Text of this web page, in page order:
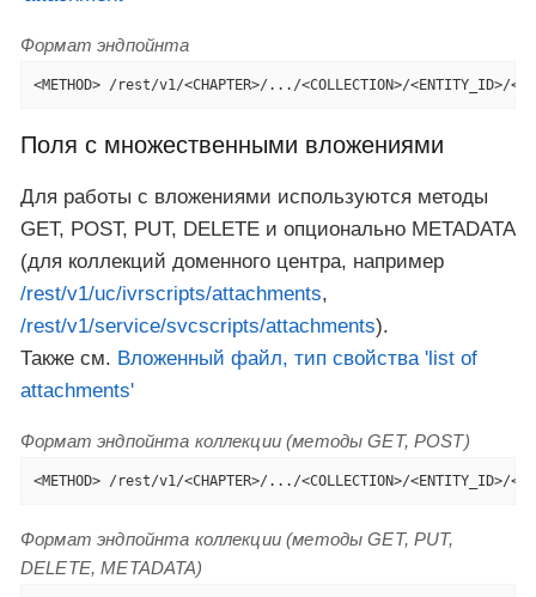
Формат эндпойнта
<METHOD> /rest/v1/<CHAPTER>/.../<COLLECTION>/<ENTITY_ID>/
Поля с множественными вложениями
Для работы с вложениями используются методы
GET, POST, PUT, DELETE и опционально METADATA
(для коллекций доменного центра, например
/rest/v1/uc/ivrscripts/attachments,
/rest/v1/service/svcscripts/attachments).
Также см. Вложенный файл, тип свойства 'list of
attachments'
Формат эндпойнта коллекции (методы GET, POST)
<METHOD> /rest/v1/<CHAPTER>/.../<COLLECTION>/<ENTITY_ID>/
Формат эндпойнта коллекции (методы GET, PUT,
DELETE, METADATA)